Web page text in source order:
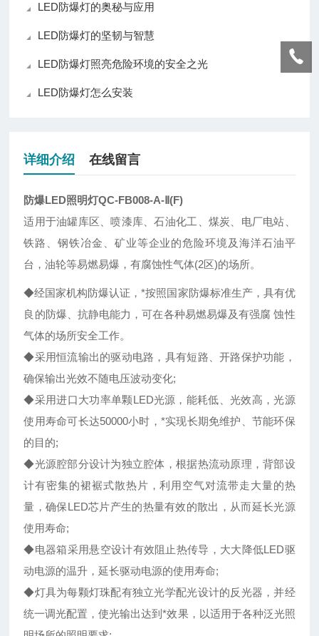
LED防爆灯的奥秘与应用
LED防爆灯的坚韧与智慧
LED防爆灯照亮危险环境的安全之光
LED防爆灯怎么安装
详细介绍 在线留言
防爆LED照明灯QC-FB008-A-Ⅱ(F)
适用于油罐库区、喷漆库、石油化工、煤炭、电厂电站、
铁路、钢铁冶金、矿业等企业的危险环境及海洋石油平
台，油轮等易燃易爆，有腐蚀性气体(2区)的场所。
◆经国家机构防爆认证，*按照国家防爆标准生产，具有优
良的防爆、抗静电能力，可在各种易燃易爆及有强腐 蚀性
气体的场所安全工作。
◆采用恒流输出的驱动电路，具有短路、开路保护功能，
确保输出光效不随电压波动变化;
◆采用进口大功率单颗LED光源，能耗低、光效高，光源
使用寿命可长达50000小时，*实现长期免维护、节能环保
的目的;
◆光源腔部分设计为独立腔体，根据热流动原理，背部设
计有密集的裙裾式散热片，利用空气对流带走大量的热
量，确保LED芯片产生的热量有效的散出，从而延长光源
使用寿命;
◆电器箱采用悬空设计有效阻止热传导，大大降低LED驱
动电源的温升，延长驱动电源的使用寿命;
◆灯具为每颗灯珠配有独立光学配光设计的反光器，并经
统一调光配置，使光输出达到*效果，以适用于各种泛光照